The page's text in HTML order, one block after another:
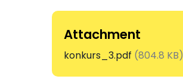
Attachment
konkurs_3.pdf (804.8 KB)